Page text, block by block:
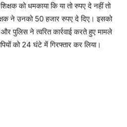
को धमकाया कि या तो रुपए दे नहीं तो
ने उनको 50 हजार रुपए दे दिए। इसको
पुलिस ने त्वरित कार्रवाई करते हुए मामले
को 24 घंटे में गिरफ्तार कर लिया।